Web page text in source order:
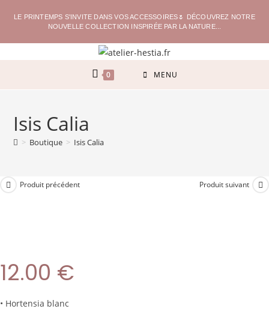
LE PRINTEMPS S'INVITE DANS VOS ACCESSOIRES🌷 DÉCOUVREZ NOTRE
NOUVELLE COLLECTION INSPIRÉE PAR LA NATURE...
0 MENU
Isis Calia
> Boutique > Isis Calia
Produit précédent Produit suivant
12.00 €
• Hortensia blanc